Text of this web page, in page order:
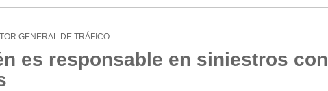
GENERAL DE TRÁFICO
es responsable en siniestros con